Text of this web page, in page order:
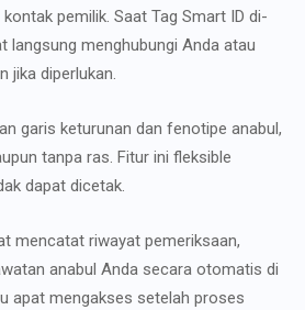
pemilik. Saat Tag Smart ID di-
langsung menghubungi Anda atau
jika diperlukan.
garis keturunan dan fenotipe anabul,
tanpa ras. Fitur ini fleksible
dapat dicetak.
mencatat riwayat pemeriksaan,
anabul Anda secara otomatis di
apat mengakses setelah proses